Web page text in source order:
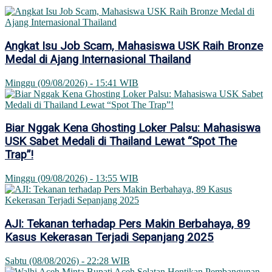
Angkat Isu Job Scam, Mahasiswa USK Raih Bronze
Medal di Ajang Internasional Thailand
Minggu (09/08/2026) - 15:41 WIB
Biar Nggak Kena Ghosting Loker Palsu: Mahasiswa
USK Sabet Medali di Thailand Lewat “Spot The
Trap”!
Minggu (09/08/2026) - 13:55 WIB
AJI: Tekanan terhadap Pers Makin Berbahaya, 89
Kasus Kekerasan Terjadi Sepanjang 2025
Sabtu (08/08/2026) - 22:28 WIB